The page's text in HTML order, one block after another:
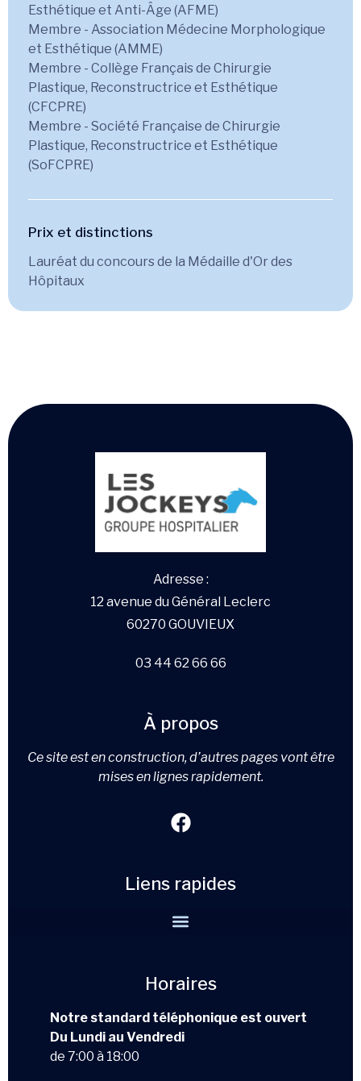
Esthétique et Anti-Âge (AFME)
Membre - Association Médecine Morphologique
et Esthétique (AMME)
Membre - Collège Français de Chirurgie
Plastique, Reconstructrice et Esthétique
(CFCPRE)
Membre - Société Française de Chirurgie
Plastique, Reconstructrice et Esthétique
(SoFCPRE)
Prix et distinctions
Lauréat du concours de la Médaille d'Or des
Hôpitaux
Adresse :
12 avenue du Général Leclerc
60270 GOUVIEUX
03 44 62 66 66
À propos
Ce site est en construction, d’autres pages vont être
mises en lignes rapidement.
Liens rapides
Horaires
Notre standard téléphonique est ouvert
Du Lundi au Vendredi
de 7:00 à 18:00